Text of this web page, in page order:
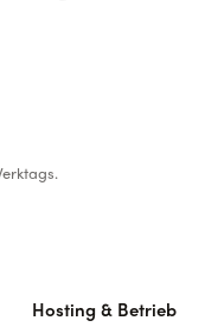
Hosting & Betrieb